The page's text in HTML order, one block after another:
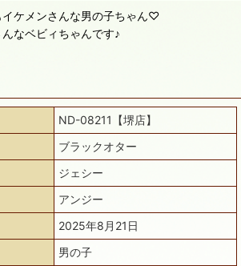
イケメンさんな男の子ちゃん♡
なベビィちゃんです♪
ND-08211【堺店】
ブラックオター
ジェシー
アンジー
2025年8月21日
男の子